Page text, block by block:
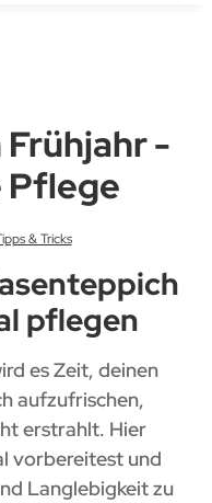
-
Pflege
& Tricks
pflegen
es Zeit, deinen
aufzufrischen,
erstrahlt. Hier
vorbereitest und
Langlebigkeit zu